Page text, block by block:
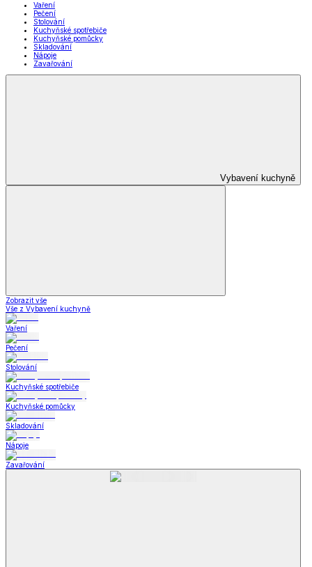
Vaření
Pečení
Stolování
Kuchyňské spotřebiče
Kuchyňské pomůcky
Skladování
Nápoje
Zavařování
Vybavení kuchyně
Zobrazit vše
Vše z Vybavení kuchyně
Vaření
Pečení
Stolování
Kuchyňské spotřebiče
Kuchyňské pomůcky
Skladování
Nápoje
Zavařování